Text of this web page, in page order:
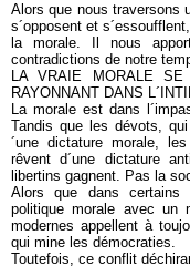
Alors que nous traversons
s´opposent et
la morale. Il nous
contradictions de notre
LA VRAIE MORALE
RAYONNANT DANS
La morale est dans
Tandis que les dévots,
´une dictature morale,
rêvent d´une dictature
libertins gagnent. Pas la
Alors que dans certains
politique morale avec
modernes appellent à
qui mine les démocraties.
Toutefois, ce conflit